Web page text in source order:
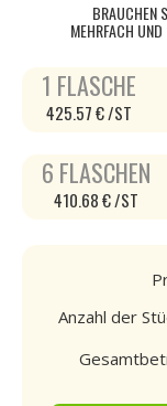
BRAUCHEN
MEHRFACH
1 FLASCHE
425.57 € /ST
6 FLASCHEN
410.68 € /ST
Anzahl der